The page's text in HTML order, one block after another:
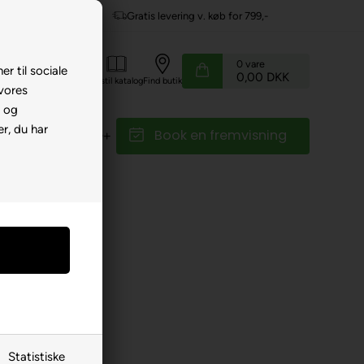
til sociale
og
du har
Statistiske
Gratis levering v. køb for 799,-
Bestil katalogFind butik
0 vare
0,00 DKK
Reservedele Book en fremvisning